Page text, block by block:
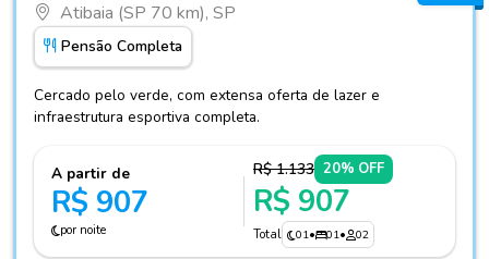
Atibaia (SP 70 km), SP
Pensão Completa
Cercado pelo verde, com extensa oferta de lazer e
infraestrutura esportiva completa.
A partir de
R$ 907
por noite
R$ 1.133 20% OFF
R$ 907
Total 01• 01• 02